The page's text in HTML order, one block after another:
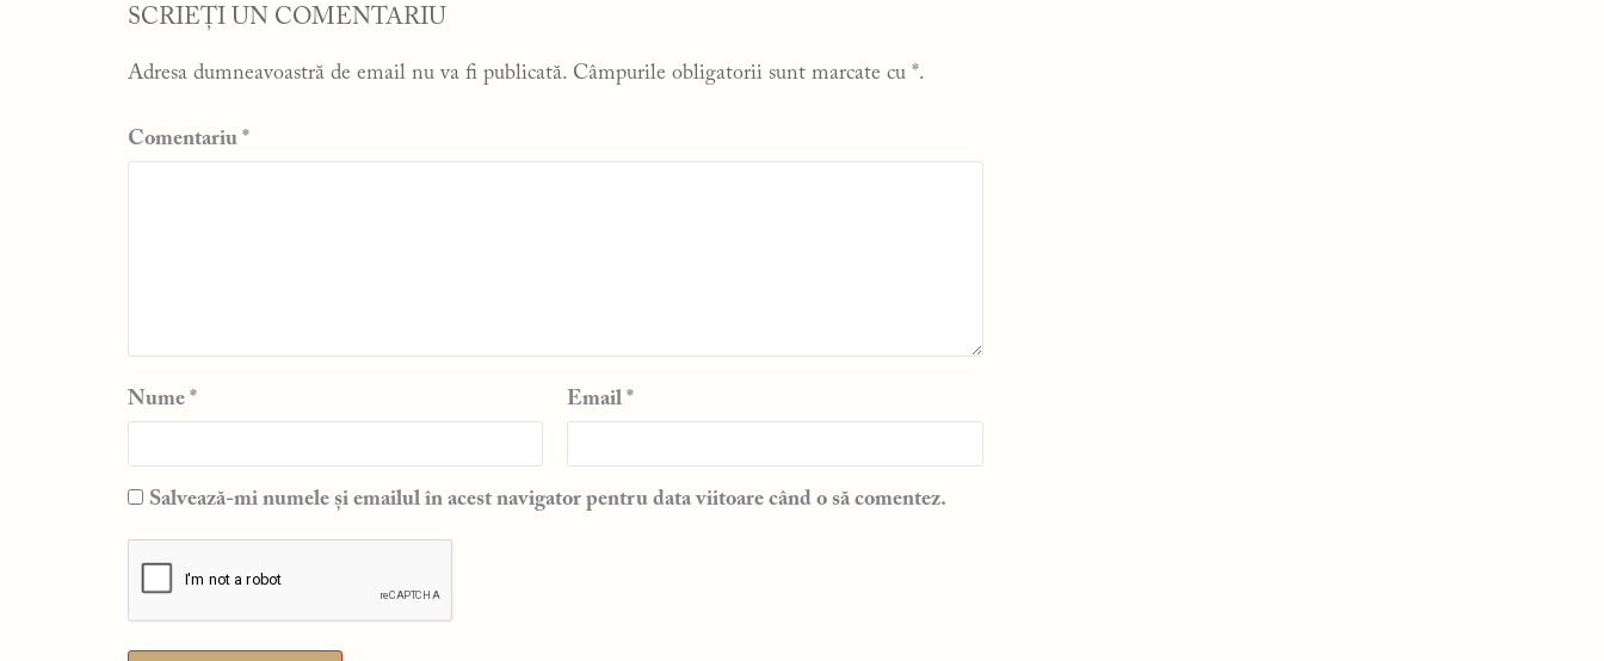
SCRIEȚI UN COMENTARIU
Adresa dumneavoastră de email nu va fi publicată. Câmpurile obligatorii sunt marcate cu *.
Comentariu *
Nume * Email*
Salvează-mi numele și emailul în acest navigator pentru data viitoare când o să comentez.